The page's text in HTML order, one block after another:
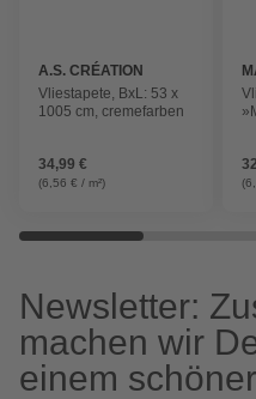
A.S. CRÉATION
Vliestapete, BxL: 53 x
1005 cm, cremefarben
34,99 €
(6,56 € / m²)
Newsletter:
machen wir
einem